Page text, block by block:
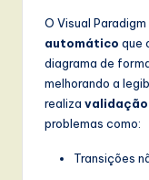
O Visual Paradigm
automático que
diagrama de
melhorando a
realiza validação
problemas como:
Transições